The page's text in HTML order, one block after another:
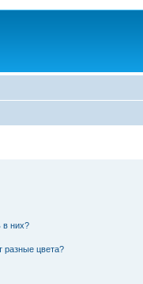
в них?
разные цвета?